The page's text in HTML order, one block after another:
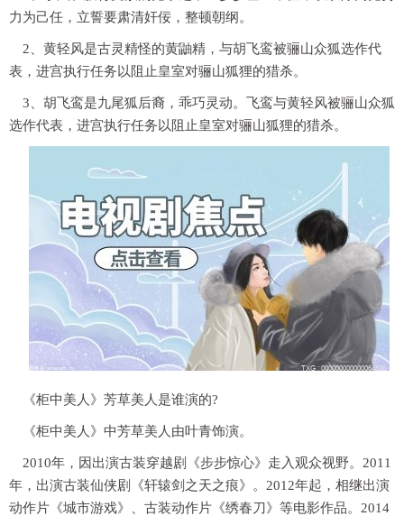
力为己任，立誓要肃清奸佞，整顿朝纲。
2、黄轻风是古灵精怪的黄鼬精，与胡飞鸾被骊山众狐选作代
表，进宫执行任务以阻止皇室对骊山狐狸的猎杀。
3、胡飞鸾是九尾狐后裔，乖巧灵动。飞鸾与黄轻风被骊山众狐
选作代表，进宫执行任务以阻止皇室对骊山狐狸的猎杀。
《柜中美人》芳草美人是谁演的?
《柜中美人》中芳草美人由叶青饰演。
2010年，因出演古装穿越剧《步步惊心》走入观众视野。2011
年，出演古装仙侠剧《轩辕剑之天之痕》。2012年起，相继出演
动作片《城市游戏》、古装动作片《绣春刀》等电影作品。2014